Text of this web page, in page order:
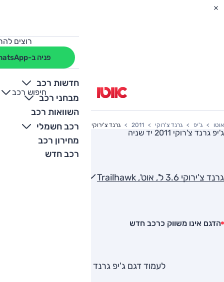
רוצים
פניה ב-WhatsApp
חדשות רכב
מבחני רכב
השוואות רכב
רכב חשמלי
מחירון רכב
רכב חדש
חיפוש רכב
+
-
אוטו ג'יפ גרנד צ'רוקי 2011 גרנד צ'ירוקי 3.6 ל', אוט', Trailhawk
ג'יפ גרנד צ'רוקי 2011 יד שניה
גרנד צ'ירוקי 3.6 ל', אוט', Trailhawk
הדגם אינו משווק כרכב חדש
לעמוד דגם ג'יפ גרנד צ'רוקי